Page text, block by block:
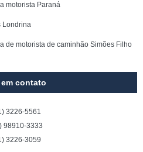
motorista Paraná
Londrina
de motorista de caminhão Simões Filho
em contato
3226-5561
98910-3333
3226-3059